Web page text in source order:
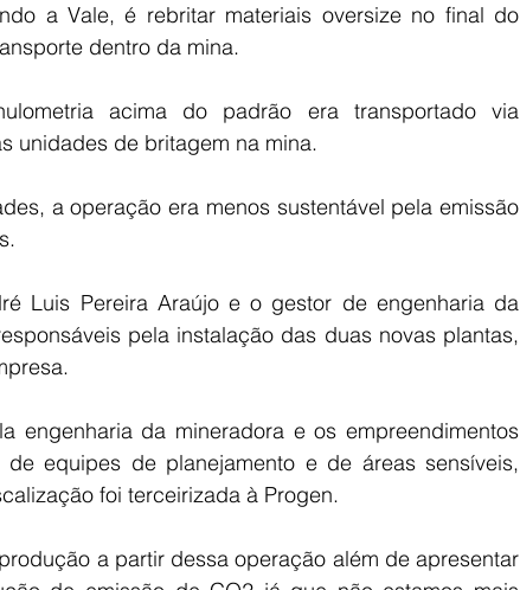
a Vale, é rebritar materiais oversize no final do
dentro da mina.
acima do padrão era transportado via
unidades de britagem na mina.
a operação era menos sustentável pela emissão
Luis Pereira Araújo e o gestor de engenharia da
pela instalação das duas novas plantas,
engenharia da mineradora e os empreendimentos
equipes de planejamento e de áreas sensíveis,
foi terceirizada à Progen.
a partir dessa operação além de apresentar